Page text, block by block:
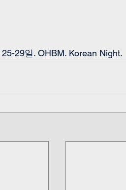
25-29일. OHBM. Korean